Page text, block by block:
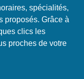
spécialités,
proposés. Grâce à
clics les
proches de votre